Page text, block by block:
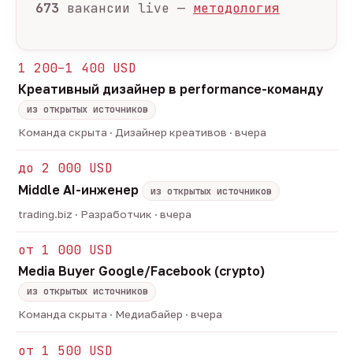
673 вакансии live — методология
1 200–1 400 USD
Креативный дизайнер в performance-команду
из открытых источников
Команда скрыта · Дизайнер креативов · вчера
до 2 000 USD
Middle AI-инженер
из открытых источников
trading.biz · Разработчик · вчера
от 1 000 USD
Media Buyer Google/Facebook (crypto)
из открытых источников
Команда скрыта · Медиабайер · вчера
от 1 500 USD